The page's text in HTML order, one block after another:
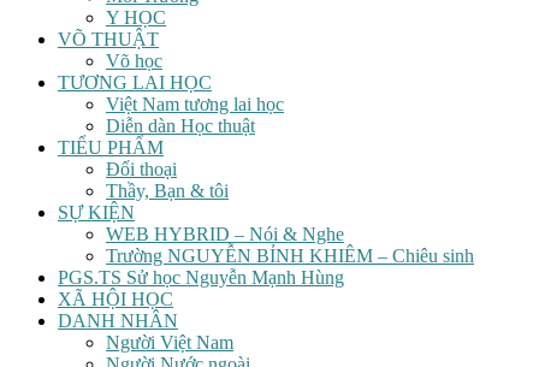
Y HỌC
VÕ THUẬT
Võ học
TƯƠNG LAI HỌC
Việt Nam tương lai học
Diễn dàn Học thuật
TIỂU PHẨM
Đối thoại
Thầy, Bạn & tôi
SỰ KIỆN
WEB HYBRID – Nói & Nghe
Trường NGUYỄN BỈNH KHIÊM – Chiêu sinh
PGS.TS Sử học Nguyễn Mạnh Hùng
XÃ HỘI HỌC
DANH NHÂN
Người Việt Nam